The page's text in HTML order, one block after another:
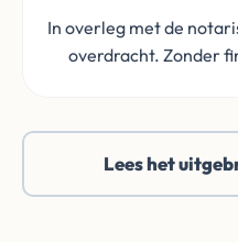
In overleg met de
overdracht. Zonder
Lees het